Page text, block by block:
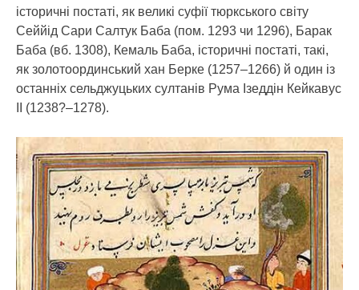
історичні постаті, як великі суфії тюркського світу
Сеййід Сари Салтук Баба (пом. 1293 чи 1296), Барак
Баба (вб. 1308), Кемаль Баба, історичні постаті, такі,
як золотоординський хан Берке (1257–1266) й один із
останніх сельджуцьких султанів Рума Ізеддін Кейкавус
II (1238?–1278).